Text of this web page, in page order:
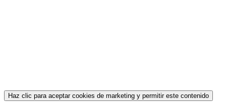
Haz clic para aceptar cookies de marketing y permitir este contenido